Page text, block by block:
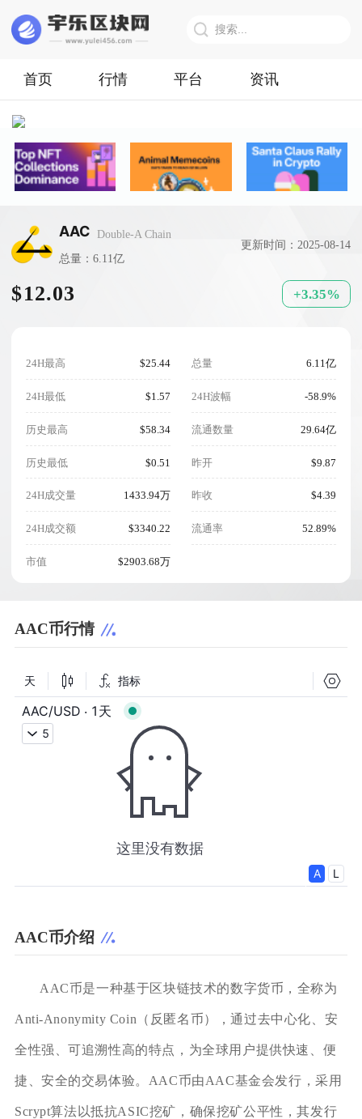
首页 行情 平台 资讯
AAC
Double-A Chain
总量：6.11亿
更新时间：2025-08-14
$12.03 +3.35%
24H最高 $25.44
24H最低 $1.57
历史最高 $58.34
历史最低 $0.51
24H成交量 1433.94万
24H成交额 $3340.22
市值 $2903.68万
总量 6.11亿
24H波幅 -58.9%
流通数量 29.64亿
昨开 $9.87
昨收 $4.39
流通率 52.89%
AAC币行情
AAC币介绍
AAC币是一种基于区块链技术的数字货币，全称为
Anti-Anonymity Coin（反匿名币），通过去中心化、安
全性强、可追溯性高的特点，为全球用户提供快速、便
捷、安全的交易体验。AAC币由AAC基金会发行，采用
Scrypt算法以抵抗ASIC挖矿，确保挖矿公平性，其发行